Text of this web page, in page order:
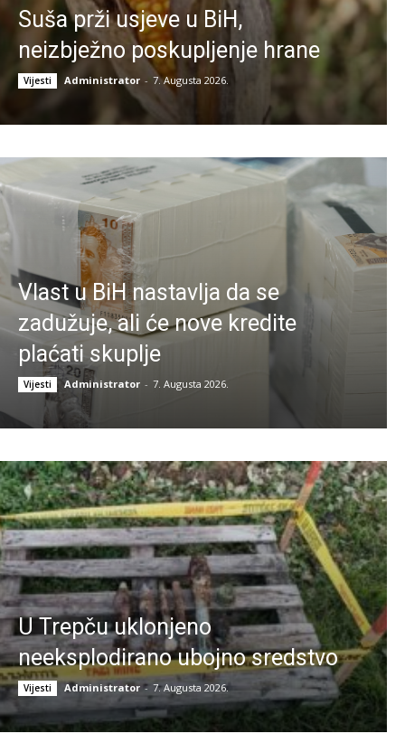
Suša prži usjeve u BiH,
neizbježno poskupljenje hrane
Vijesti Administrator - 7. Augusta 2026.
Vlast u BiH nastavlja da se
zadužuje, ali će nove kredite
plaćati skuplje
Vijesti Administrator - 7. Augusta 2026.
U Trepču uklonjeno
neeksplodirano ubojno sredstvo
Vijesti Administrator - 7. Augusta 2026.